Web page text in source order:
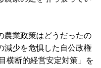
業政策はどうだったの
少を危惧した自公政権
横断的経営安定対策」を